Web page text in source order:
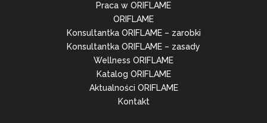
Praca w ORIFLAME
ORIFLAME
Konsultantka ORIFLAME – zarobki
Konsultantka ORIFLAME – zasady
Wellness ORIFLAME
Katalog ORIFLAME
Aktualności ORIFLAME
Kontakt